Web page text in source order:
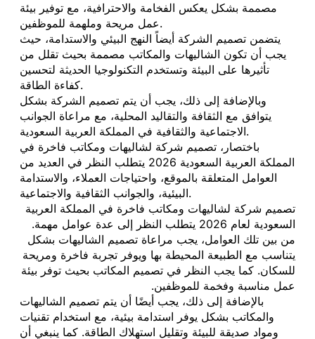
مصممة بشكل يعكس الفخامة والاحترافية، مع توفير بيئة
عمل مريحة وملهمة للموظفين.
يتضمن تصميم الشركة أيضاً النهج البيئي والاستدامة، حيث
يجب أن تكون الشاليهات والمكاتب مصممة بحيث تقلل من
تأثيرها على البيئة وتستخدم التكنولوجيا الحديثة لتحسين
كفاءة الطاقة.
وبالإضافة إلى ذلك، يجب أن يتم تصميم الشركة بشكل
يتوافق مع الثقافة والتقاليد المحلية، مع مراعاة الجوانب
الاجتماعية والثقافية في المملكة العربية السعودية.
باختصار، تصميم شركة لشاليهات ومكاتب فاخرة في
المملكة العربية السعودية 2026 يتطلب النظر في العديد من
العوامل المتعلقة بالموقع، واحتياجات العملاء، والاستدامة
البيئية، والجوانب الثقافية والاجتماعية.
تصميم شركة لشاليهات ومكاتب فاخرة في المملكة العربية
السعودية لعام 2026 يتطلب النظر إلى عدة عوامل مهمة.
من بين تلك العوامل، يجب مراعاة تصميم الشاليهات بشكل
يتناسب مع الطبيعة المحيطة بها ويوفر تجربة فاخرة ومريحة
للسكان. كما يجب النظر في تصميم المكاتب بحيث توفر بيئة
عمل مناسبة وفخمة للموظفين.
بالإضافة إلى ذلك، يجب أيضًا أن يتم تصميم الشاليهات
والمكاتب بشكل يوفر استدامة بيئية، مع استخدام تقنيات
ومواد صديقة للبيئة وتقليل استهلاك الطاقة. كما ينبغي أن